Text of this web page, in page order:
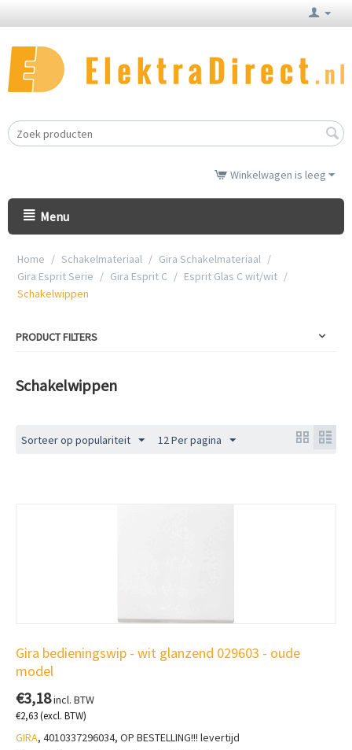
Winkelwagen is leeg
Menu
Home / Schakelmateriaal / Gira Schakelmateriaal /
Gira Esprit Serie / Gira Esprit C / Esprit Glas C wit/wit /
Schakelwippen
PRODUCT FILTERS
Schakelwippen
Sorteer op populariteit 12 Per pagina
Gira bedieningswip - wit glanzend 029603 - oude
model
€3,18incl. BTW
€2,63(excl. BTW)
GIRA, 4010337296034, OP BESTELLING!!! levertijd